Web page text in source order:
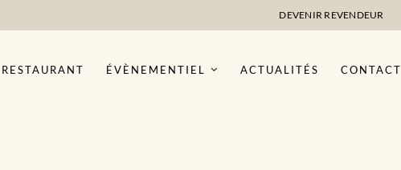
DEVENIR REVENDEUR
RESTAURANT ÉVÈNEMENTIEL ACTUALITÉS CONTACT